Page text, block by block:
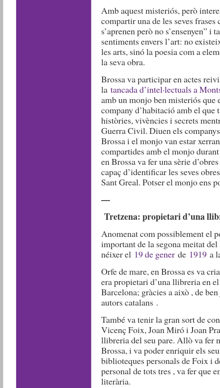
Amb aquest misteriós, però
compartir una de les seves
s’aprenen però no s’ensenyen” i
sentiments envers l’art: no
les arts, sinó la poesia com a
la seva obra.
Brossa va participar en actes
la tancada d’intel·lectuals a
amb un monjo ben misteriós que
company d’habitació amb el
històries, vivències i secrets
Guerra Civil. Diuen els
Brossa i el monjo van estar
compartides amb el monjo
en Brossa va fer una sèrie
capaç d’identificar les seves
Sant Greal. Potser el monjo ens
—
Tretzena: propietari d’una
Anomenat com possiblement el
important de la segona meitat
néixer el 19 de generde 1919a
Orfe de mare, en Brossa es va
era propietari d’una llibreria en
Barcelona; gràcies a això , de
autors catalans .
També va tenir la gran sort de
Vicenç Foix, Joan Miró i Joan
llibreria del seu pare. Allò va fer
Brossa, i va poder enriquir els
biblioteques personals de Foix i
personal de tots tres , va fer que
literària.